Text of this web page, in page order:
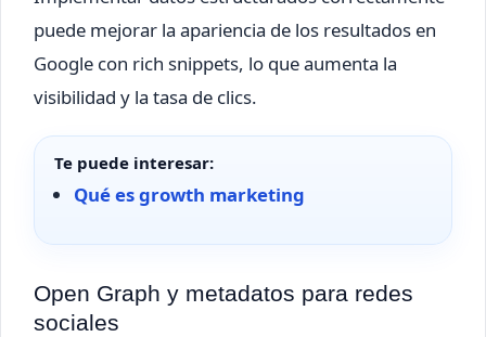
puede mejorar la apariencia de los resultados en
Google con rich snippets, lo que aumenta la
visibilidad y la tasa de clics.
Te puede interesar:
Qué es growth marketing
Open Graph y metadatos para redes
sociales